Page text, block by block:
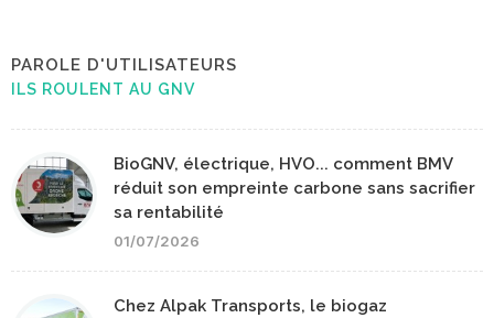
PAROLE D'UTILISATEURS
ILS ROULENT AU GNV
BioGNV, électrique, HVO... comment BMV
réduit son empreinte carbone sans sacrifier
sa rentabilité
01/07/2026
Chez Alpak Transports, le biogaz